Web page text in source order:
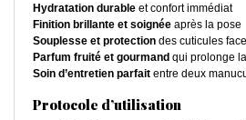
Hydratation durable et confort immédiat
Finition brillante et soignée après la pose
Souplesse et protection des cuticules
Parfum fruité et gourmand qui prolonge
Soin d’entretien parfait entre deux
Protocole d’utilisation